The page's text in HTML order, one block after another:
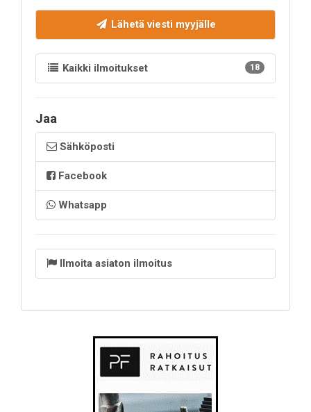
Lähetä viesti myyjälle
Kaikki ilmoitukset 18
Jaa
Sähköposti
Facebook
Whatsapp
Ilmoita asiaton ilmoitus